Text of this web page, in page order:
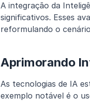
A integração da
significativos. Esses
reformulando o
Aprimorando
As tecnologias de IA
exemplo notável é o